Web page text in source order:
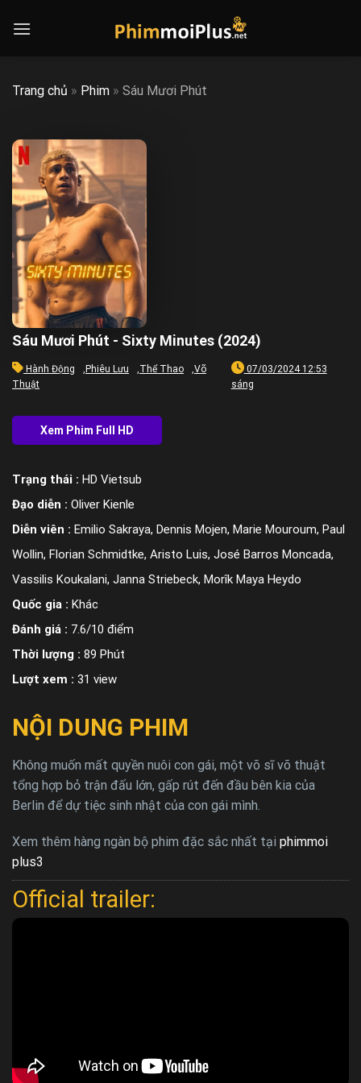
Trang chủ » Phim » Sáu Mươi Phút
Sáu Mươi Phút - Sixty Minutes (2024)
Hành Động Phiêu Lưu Thể Thao
Võ
Thuật
07/03/2024 12:53
sáng
Trạng thái : HD Vietsub
Đạo diễn : Oliver Kienle
Diễn viên : Emilio Sakraya, Dennis Mojen, Marie Mouroum, Paul
Wollin, Florian Schmidtke, Aristo Luis, José Barros Moncada,
Vassilis Koukalani, Janna Striebeck, Morîk Maya Heydo
Quốc gia : Khác
Đánh giá : 7.6/10 điểm
Thời lượng : 89 Phút
Lượt xem : 31 view
NỘI DUNG PHIM
Không muốn mất quyền nuôi con gái, một võ sĩ võ thuật
tổng hợp bỏ trận đấu lớn, gấp rút đến đầu bên kia của
Berlin để dự tiệc sinh nhật của con gái mình.
Xem thêm hàng ngàn bộ phim đặc sắc nhất tại phimmoi
plus3
Official trailer: